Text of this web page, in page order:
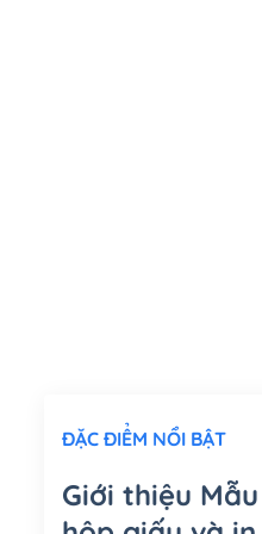
ĐẶC ĐIỂM NỔI BẬT
Giới thiệu